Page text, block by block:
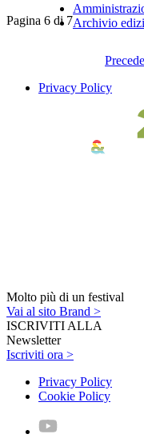
Pagina 6 di 7Archivio
Privacy Policy
Molto più di un festival
Vai al sito Brand >
ISCRIVITI ALLA
Newsletter
Iscriviti ora >
Privacy Policy
Cookie Policy